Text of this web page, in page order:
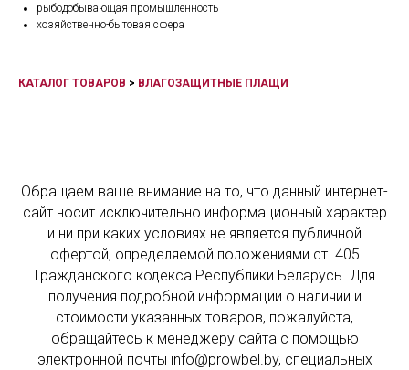
рыбодобывающая промышленность
хозяйственно-бытовая сфера
КАТАЛОГ ТОВАРОВ > ВЛАГОЗАЩИТНЫЕ ПЛАЩИ
Обращаем ваше внимание на то, что данный интернет-
сайт носит исключительно информационный характер
и ни при каких условиях не является публичной
офертой, определяемой положениями ст. 405
Гражданского кодекса Республики Беларусь. Для
получения подробной информации о наличии и
стоимости указанных товаров, пожалуйста,
обращайтесь к менеджеру сайта с помощью
электронной почты info@prowbel.by, специальных